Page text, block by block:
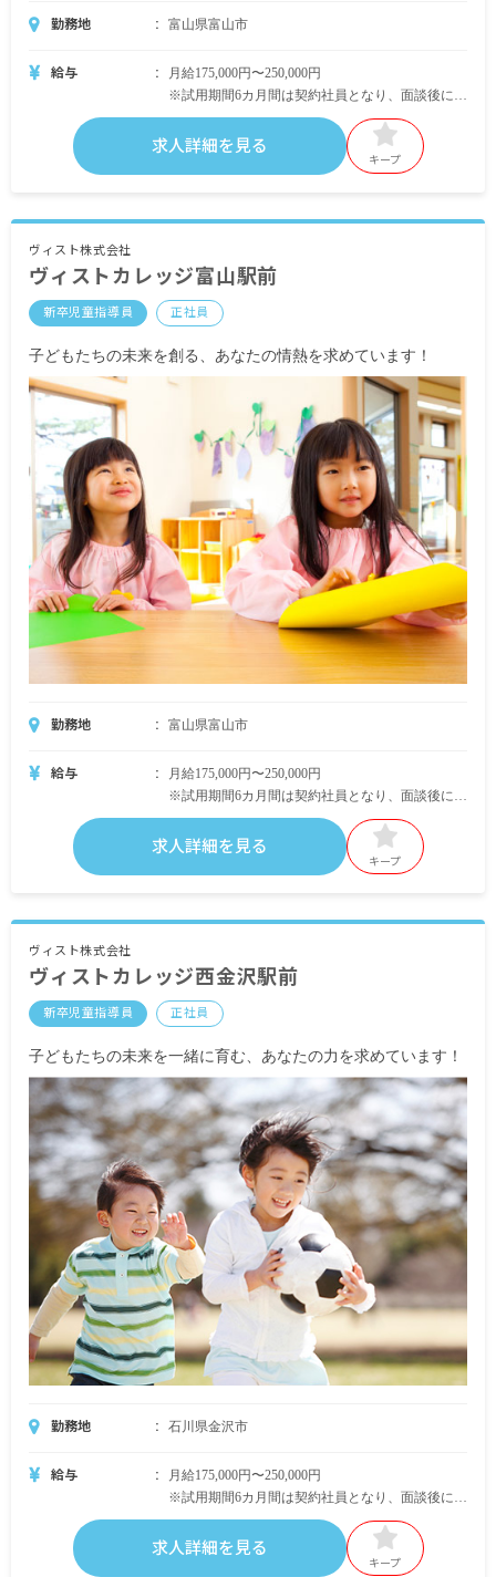
勤務地 富山県富山市
給与
月給175,000円〜250,000円
※試用期間6カ月間は契約社員となり、面談後に正
社員登用となります。（正社員登用率96％、希望
者は原則正社員登用されます）
※残業代は上記に含まず、別途支給
賞与年2回（12・3月）※業績に応じる
■入社2年目(24歳/未婚) 児童指導員
・社歴に関係なくスキルを身につけることで、拠
点のリーダー的ポジションになれます。
・自分の「やりたい！」を形にして、支援力アッ
プにも目標達成にも貢献します。
・経験を積むことで、支援の管理者(児童発達支援
管理責任者)を目指せます。
■入社4年目(27歳/既婚)、新店舗準備リーダー
月給:278,000円(基本給263,000円+子育て支援手当
10,000円+通勤手当5,000円)
・新しい店舗の物件探し、仲間集め(採用活動)の
中心的存在となれます。
・地域へサービスを届けるため、斬新なアイディ
アを提案し実行できます。
求人詳細を見る
キープ
ヴィスト株式会社
ヴィストカレッジ富山駅前
新卒児童指導員 正社員
子どもたちの未来を創る、あなたの情熱を求めています！
勤務地 富山県富山市
給与
月給175,000円〜250,000円
※試用期間6カ月間は契約社員となり、面談後に正
社員登用となります。（正社員登用率96％、希望
者は原則正社員登用されます）
※残業代は上記に含まず、別途支給
賞与年2回（12・3月）※業績に応じる
■入社2年目(24歳/未婚) 児童指導員
・社歴に関係なくスキルを身につけることで、拠
点のリーダー的ポジションになれます。
・自分の「やりたい！」を形にして、支援力アッ
プにも目標達成にも貢献します。
・経験を積むことで、支援の管理者(児童発達支援
管理責任者)を目指せます。
■入社4年目(27歳/既婚)、新店舗準備リーダー
月給:278,000円(基本給263,000円+子育て支援手当
10,000円+通勤手当5,000円)
・新しい店舗の物件探し、仲間集め(採用活動)の
中心的存在となれます。
・地域へサービスを届けるため、斬新なアイディ
アを提案し実行できます。
求人詳細を見る
キープ
ヴィスト株式会社
ヴィストカレッジ西金沢駅前
新卒児童指導員 正社員
子どもたちの未来を一緒に育む、あなたの力を求めています！
勤務地 石川県金沢市
給与
月給175,000円〜250,000円
※試用期間6カ月間は契約社員となり、面談後に正
社員登用となります。（正社員登用率96％、希望
者は原則正社員登用されます）
※残業代は上記に含まず、別途支給
求人詳細を見る
キープ